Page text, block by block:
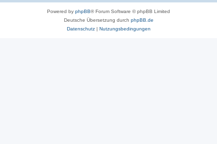
Powered by phpBB® Forum Software © phpBB Limited
Deutsche Übersetzung durch phpBB.de
Datenschutz| Nutzungsbedingungen